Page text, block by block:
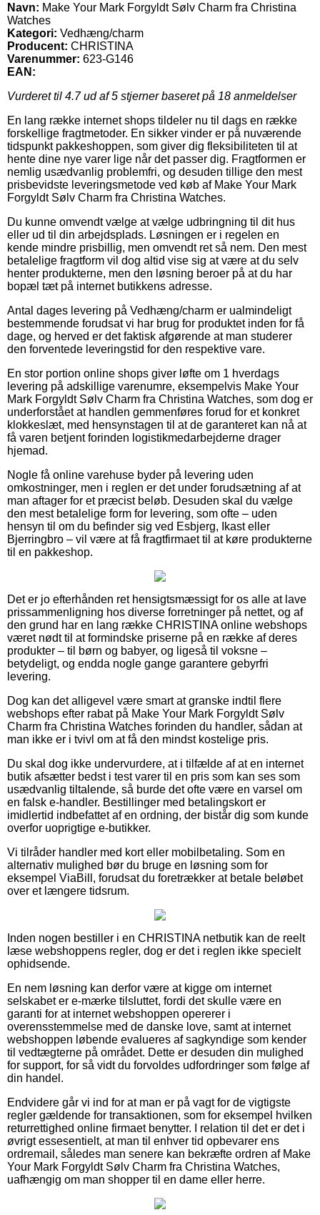
Navn: Make Your Mark Forgyldt Sølv Charm fra Christina
Watches
Kategori: Vedhæng/charm
Producent: CHRISTINA
Varenummer: 623-G146
EAN:
Vurderet til 4.7ud af 5 stjerner baseret på 18 anmeldelser
En lang række internet shops tildeler nu til dags en række
forskellige fragtmetoder. En sikker vinder er på nuværende
tidspunkt pakkeshoppen, som giver dig fleksibiliteten til at
hente dine nye varer lige når det passer dig. Fragtformen er
nemlig usædvanlig problemfri, og desuden tillige den mest
prisbevidste leveringsmetode ved køb af Make Your Mark
Forgyldt Sølv Charm fra Christina Watches.
Du kunne omvendt vælge at vælge udbringning til dit hus
eller ud til din arbejdsplads. Løsningen er i regelen en
kende mindre prisbillig, men omvendt ret så nem. Den mest
betalelige fragtform vil dog altid vise sig at være at du selv
henter produkterne, men den løsning beroer på at du har
bopæl tæt på internet butikkens adresse.
Antal dages levering på Vedhæng/charm er ualmindeligt
bestemmende forudsat vi har brug for produktet inden for få
dage, og herved er det faktisk afgørende at man studerer
den forventede leveringstid for den respektive vare.
En stor portion online shops giver løfte om 1 hverdags
levering på adskillige varenumre, eksempelvis Make Your
Mark Forgyldt Sølv Charm fra Christina Watches, som dog er
underforstået at handlen gemmenføres forud for et konkret
klokkeslæt, med hensynstagen til at de garanteret kan nå at
få varen betjent forinden logistikmedarbejderne drager
hjemad.
Nogle få online varehuse byder på levering uden
omkostninger, men i reglen er det under forudsætning af at
man aftager for et præcist beløb. Desuden skal du vælge
den mest betalelige form for levering, som ofte – uden
hensyn til om du befinder sig ved Esbjerg, Ikast eller
Bjerringbro – vil være at få fragtfirmaet til at køre produkterne
til en pakkeshop.
Det er jo efterhånden ret hensigtsmæssigt for os alle at lave
prissammenligning hos diverse forretninger på nettet, og af
den grund har en lang række CHRISTINA online webshops
været nødt til at formindske priserne på en række af deres
produkter – til børn og babyer, og ligeså til voksne –
betydeligt, og endda nogle gange garantere gebyrfri
levering.
Dog kan det alligevel være smart at granske indtil flere
webshops efter rabat på Make Your Mark Forgyldt Sølv
Charm fra Christina Watches forinden du handler, sådan at
man ikke er i tvivl om at få den mindst kostelige pris.
Du skal dog ikke undervurdere, at i tilfælde af at en internet
butik afsætter bedst i test varer til en pris som kan ses som
usædvanlig tiltalende, så burde det ofte være en varsel om
en falsk e-handler. Bestillinger med betalingskort er
imidlertid indbefattet af en ordning, der bistår dig som kunde
overfor uoprigtige e-butikker.
Vi tilråder handler med kort eller mobilbetaling. Som en
alternativ mulighed bør du bruge en løsning som for
eksempel ViaBill, forudsat du foretrækker at betale beløbet
over et længere tidsrum.
Inden nogen bestiller i en CHRISTINA netbutik kan de reelt
læse webshoppens regler, dog er det i reglen ikke specielt
ophidsende.
En nem løsning kan derfor være at kigge om internet
selskabet er e-mærke tilsluttet, fordi det skulle være en
garanti for at internet webshoppen opererer i
overensstemmelse med de danske love, samt at internet
webshoppen løbende evalueres af sagkyndige som kender
til vedtægterne på området. Dette er desuden din mulighed
for support, for så vidt du forvoldes udfordringer som følge af
din handel.
Endvidere går vi ind for at man er på vagt for de vigtigste
regler gældende for transaktionen, som for eksempel hvilken
returrettighed online firmaet benytter. I relation til det er det i
øvrigt essesentielt, at man til enhver tid opbevarer ens
ordremail, således man senere kan bekræfte ordren af Make
Your Mark Forgyldt Sølv Charm fra Christina Watches,
uafhængig om man shopper til en dame eller herre.